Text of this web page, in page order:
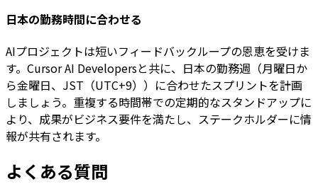
日本の勤務時間に合わせる
AIプロジェクトは短いフィードバックループの恩恵を受けま
す。Cursor AI Developersと共に、日本の勤務週（月曜日か
ら金曜日、JST（UTC+9））に合わせたスプリントを計画
しましょう。重複する時間帯での定期的なスタンドアップに
より、成果がビジネス要件を満たし、ステークホルダーに情
報が共有されます。
よくある質問